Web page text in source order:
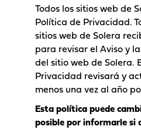
Todos los sitios web de
Política de Privacidad.
sitios web de Solera
para revisar el Aviso y
del sitio web de Solera.
Privacidad revisará y
menos una vez al año
Esta política puede
posible por informarle si